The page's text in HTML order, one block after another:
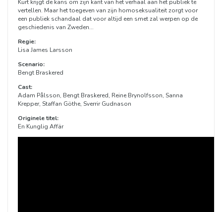
Kurt krijgt de kans om zijn kant van het verhaal aan het publiek te
vertellen. Maar het toegeven van zijn homoseksualiteit zorgt voor
een publiek schandaal dat voor altijd een smet zal werpen op de
geschiedenis van Zweden...
Regie:
Lisa James Larsson
Scenario:
Bengt Braskered
Cast:
Adam Pålsson, Bengt Braskered, Reine Brynolfsson, Sanna
Krepper, Staffan Göthe, Sverrir Gudnason
Originele titel:
En Kunglig Affär